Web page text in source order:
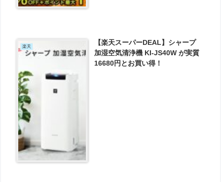
楽天
【楽天スーパーDEAL】シャープ
加湿空気清浄機 KI-JS40W が実質
16680円とお買い得！